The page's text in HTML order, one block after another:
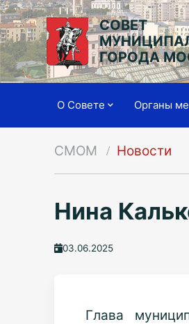
СОВЕТ
ГОРОДА
О Совете Органы
СМОМ Новости
Нина
03.06.2025
Глава